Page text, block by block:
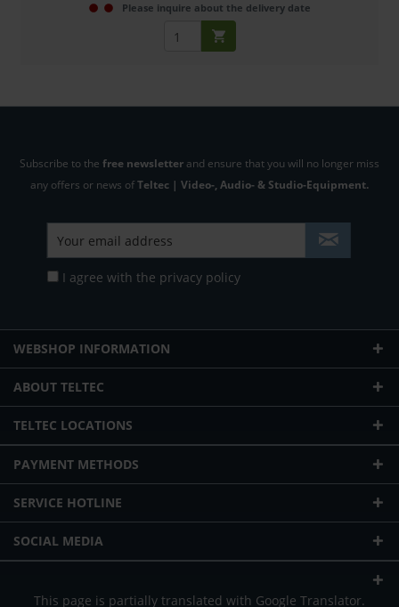
Please inquire about the delivery date
Subscribe to the free newsletter and ensure that you will no longer miss
any offers or news ofTeltec | Video-, Audio- & Studio-Equipment.
I agree with the privacy policy
WEBSHOP INFORMATION
ABOUT TELTEC
TELTEC LOCATIONS
PAYMENT METHODS
SERVICE HOTLINE
SOCIAL MEDIA
This page is partially translated with Google Translator.